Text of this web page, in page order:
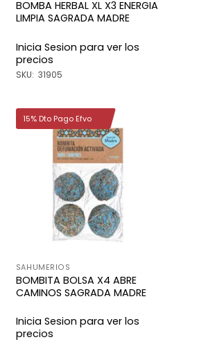
BOMBA HERBAL XL X3 ENERGIA
LIMPIA SAGRADA MADRE
Inicia Sesion para ver los
precios
SKU: 31905
lista de
SAHUMERIOS
BOMBITA BOLSA X4 ABRE
CAMINOS SAGRADA MADRE
Inicia Sesion para ver los
precios
15% Dto Pago Efvo